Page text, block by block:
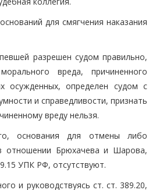
для смягчения наказания
разрешен судом правильно,
вреда, причиненного
осужденных, определен судом с
и справедливости, признать
вреду нельзя.
основания для отмены либо
отношении Брюхачева и Шарова,
УПК РФ, отсутствуют.
и руководствуясь ст. ст. 389.20,